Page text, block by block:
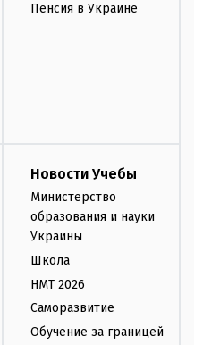
Пенсия в Украине
Новости Учебы
Министерство
образования и науки
Украины
Школа
НМТ 2026
Саморазвитие
Обучение за границей